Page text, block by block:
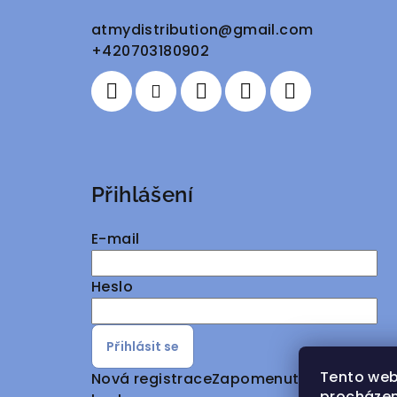
Tento
atmydistribution@gmail.com
+420703180902
Přihlášení
E-mail
Heslo
Přihlásit se
Nová registraceZapomenuté